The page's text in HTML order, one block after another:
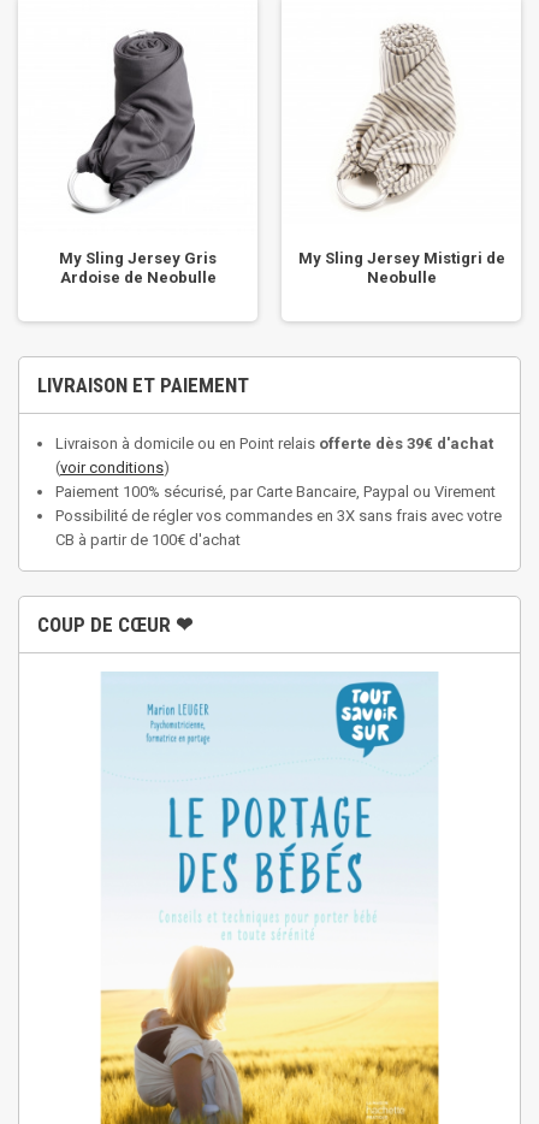
My Sling Jersey Gris
Ardoise de Neobulle
My Sling Jersey Mistigri de
Neobulle
LIVRAISON ET PAIEMENT
Livraison à domicile ou en Point relais offerte dès 39€ d'achat
(voir conditions)
Paiement 100% sécurisé, par Carte Bancaire, Paypal ou Virement
Possibilité de régler vos commandes en 3X sans frais avec votre
CB à partir de 100€ d'achat
COUP DE CŒUR ❤